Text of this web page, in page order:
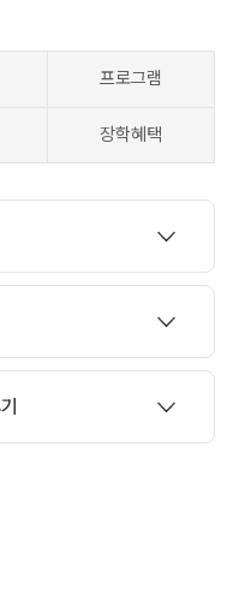
프로그램
장학혜택
려주는 이곳!! Greenwich를